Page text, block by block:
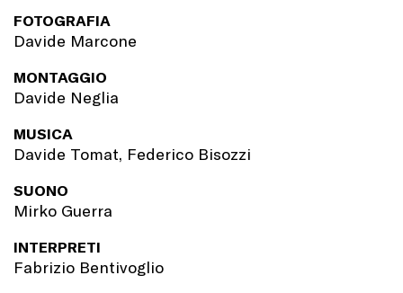
FOTOGRAFIA
Davide Marcone
MONTAGGIO
Davide Neglia
MUSICA
Davide Tomat, Federico Bisozzi
SUONO
Mirko Guerra
INTERPRETI
Fabrizio Bentivoglio